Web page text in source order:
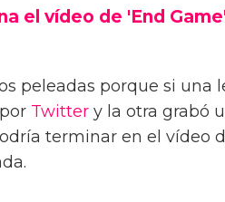
el vídeo de 'End
peleadas porque si una
Twitter y la otra grabó
terminar en el vídeo